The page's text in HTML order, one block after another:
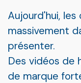
Aujourd'hui,
massivement
présenter.
Des vidéos de
de marque